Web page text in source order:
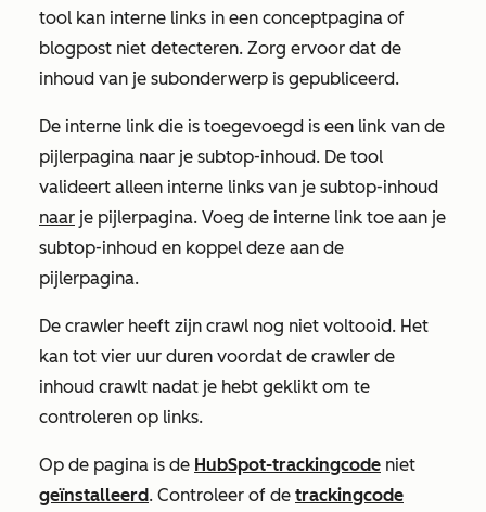
tool kan interne links in een conceptpagina of
blogpost niet detecteren. Zorg ervoor dat de
inhoud van je subonderwerp is gepubliceerd.
De interne link die is toegevoegd is een link van de
pijlerpagina naar je subtop-inhoud. De tool
valideert alleen interne links van je subtop-inhoud
naar je pijlerpagina. Voeg de interne link toe aan je
subtop-inhoud en koppel deze aan de
pijlerpagina.
De crawler heeft zijn crawl nog niet voltooid. Het
kan tot vier uur duren voordat de crawler de
inhoud crawlt nadat je hebt geklikt om te
controleren op links.
Op de pagina is de HubSpot-trackingcode niet
geïnstalleerd. Controleer of de trackingcode